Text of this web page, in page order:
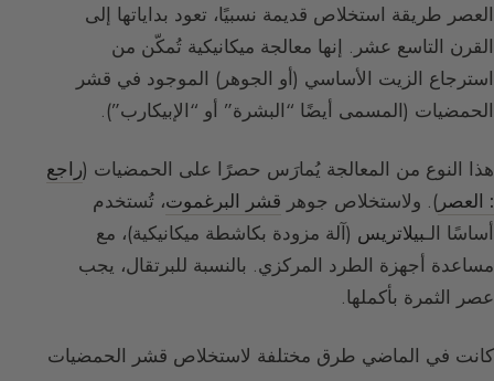
العصر طريقة استخلاص قديمة نسبيًا، تعود بداياتها إلى
القرن التاسع عشر. إنها معالجة ميكانيكية تُمكّن من
استرجاع الزيت الأساسي (أو الجوهر) الموجود في قشر
الحمضيات (المسمى أيضًا “البشرة” أو “الإبيكارب”).
هذا النوع من المعالجة يُمارَس حصرًا على الحمضيات (راجع
: العصر). ولاستخلاص جوهر قشر البرغموت، تُستخدم
أساسًا الـبيلاتريس (آلة مزودة بكاشطة ميكانيكية)، مع
مساعدة أجهزة الطرد المركزي. بالنسبة للبرتقال، يجب
عصر الثمرة بأكملها.
كانت في الماضي طرق مختلفة لاستخلاص قشر الحمضيات